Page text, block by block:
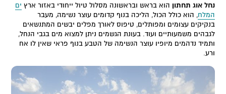
נחל אוג תחתון הוא בראש ובראשונה מסלול טיול ייחודי באזור ארץ ים
המלח, הוא כולל הכול, הליכה בנוף קדומים עוצר נשימה, מעבר
בנקיקים עצומים ומפותלים, טיפוס לאורך מפלים יבשים המתנשאים
לגבהים משמעותיים ועוד. בעונת הגשמים ניתן למצוא מים בגבי הנחל,
ותמיד נדהמים מיופיו עוצר הנשימה של הטבע בנוף פראי שאין לו אח
ורע.